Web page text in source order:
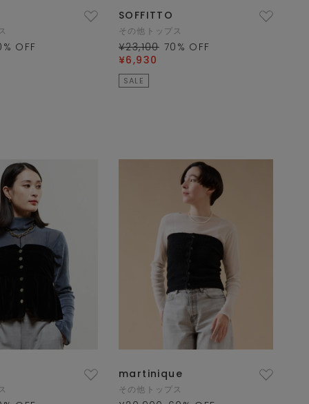
% OFF
SOFFITTO
その他トップス
¥23,100 70 % OFF
¥6,930
SALE
martinique
その他トップス